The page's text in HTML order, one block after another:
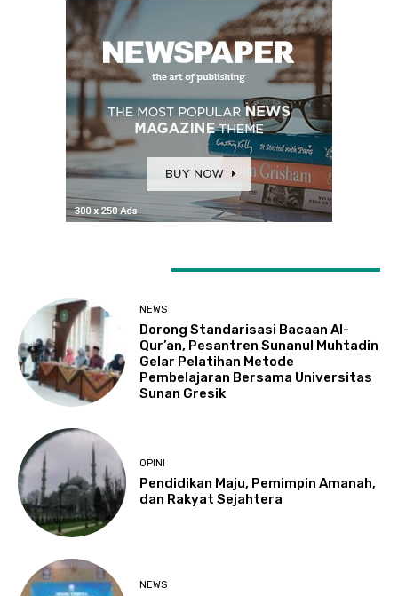
NEWS
Dorong Standarisasi Bacaan Al-
Qur’an, Pesantren Sunanul Muhtadin
Gelar Pelatihan Metode
Pembelajaran Bersama Universitas
Sunan Gresik
OPINI
Pendidikan Maju, Pemimpin Amanah,
dan Rakyat Sejahtera
NEWS